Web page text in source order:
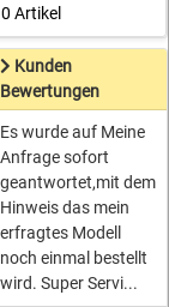
0 Artikel
Kunden
Bewertungen
Es wurde auf Meine
Anfrage sofort
geantwortet,mit dem
Hinweis das mein
erfragtes Modell
noch einmal bestellt
wird. Super Servi...